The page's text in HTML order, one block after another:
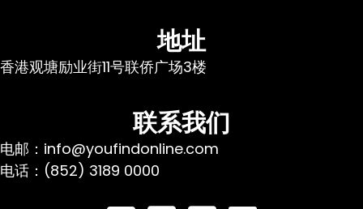
地址
香港观塘励业街11号联侨广场3楼
联系我们
电邮：info@youfindonline.com
电话：(852) 3189 0000